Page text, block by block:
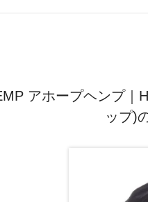
アホープヘンプ｜
ップ)